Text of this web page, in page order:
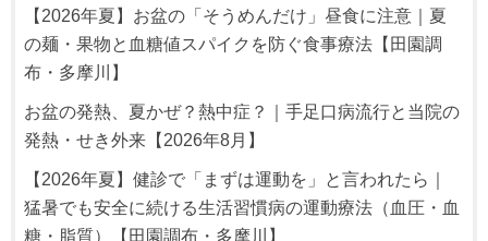
【2026年夏】お盆の「そうめんだけ」昼食に注意｜夏
の麺・果物と血糖値スパイクを防ぐ食事療法【田園調
布・多摩川】
お盆の発熱、夏かぜ？熱中症？｜手足口病流行と当院の
発熱・せき外来【2026年8月】
【2026年夏】健診で「まずは運動を」と言われたら｜
猛暑でも安全に続ける生活習慣病の運動療法（血圧・血
糖・脂質）【田園調布・多摩川】